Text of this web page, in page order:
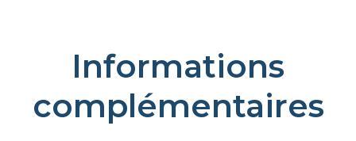
Informations
complémentaires